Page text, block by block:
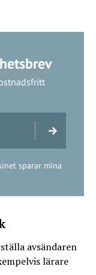
sparar mina
avsändaren
lärare